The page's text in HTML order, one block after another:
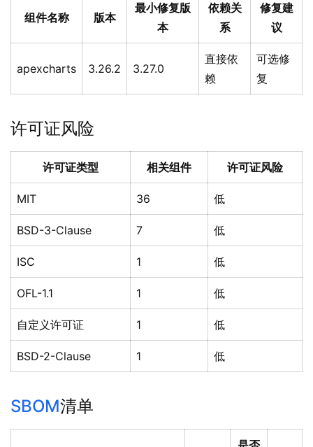
组件名称 版本
最小修复版
本
依赖关
系
修复建
议
apexcharts 3.26.2 3.27.0
直接依
赖
可选修
复
许可证风险
许可证类型 相关组件 许可证风险
MIT 36 低
BSD-3-Clause 7 低
ISC 1 低
OFL-1.1 1 低
自定义许可证 1 低
BSD-2-Clause 1 低
SBOM清单